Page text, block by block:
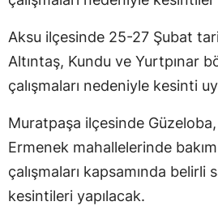
Aksu ilçesinde 25-27 Şubat
Altıntaş, Kundu ve Yurtpınar
çalışmaları nedeniyle kesinti
Muratpaşa ilçesinde
Ermenek mahallelerinde bakım
çalışmaları kapsamında
kesintileri yapılacak.